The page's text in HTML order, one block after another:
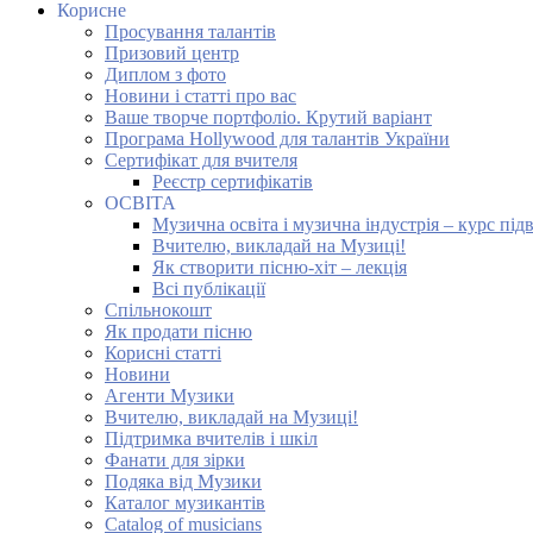
Корисне
Просування талантів
Призовий центр
Диплом з фото
Новини і статті про вас
Ваше творче портфоліо. Крутий варіант
Програма Hollywood для талантів України
Сертифікат для вчителя
Реєстр сертифікатів
ОСВІТА
Музична освіта і музична індустрія – курс
Вчителю, викладай на Музиці!
Як створити пісню-хіт – лекція
Всі публікації
Спільнокошт
Як продати пісню
Корисні статті
Новини
Агенти Музики
Вчителю, викладай на Музиці!
Підтримка вчителів і шкіл
Фанати для зірки
Подяка від Музики
Каталог музикантів
Catalog of musicians